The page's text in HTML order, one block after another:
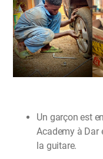
Un garçon est
Academy à Dar
la guitare.